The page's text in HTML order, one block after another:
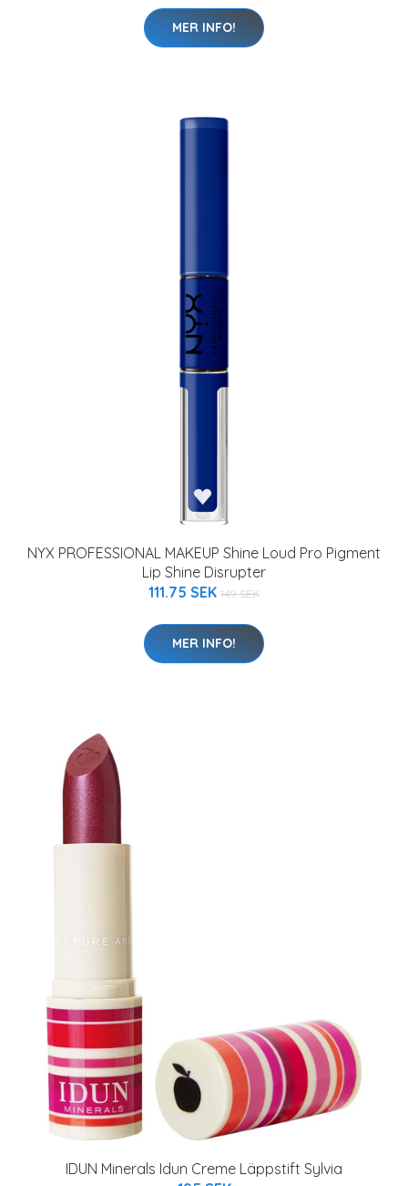
MER INFO!
NYX PROFESSIONAL MAKEUP Shine Loud Pro Pigment
Lip Shine Disrupter
111.75 SEK 149 SEK
MER INFO!
IDUN Minerals Idun Creme Läppstift Sylvia